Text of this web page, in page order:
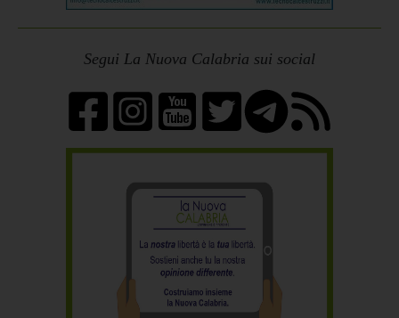
Segui La Nuova Calabria sui social